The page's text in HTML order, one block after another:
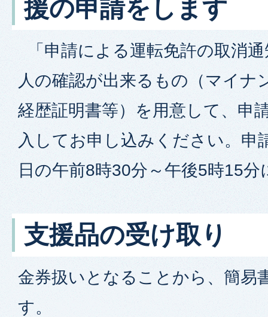
援の申請をします
「申請による運転免許の取消
人の確認が出来るもの（マイナ
経歴証明書等）を用意して、申
入してお申し込みください。申
日の午前8時30分～午後5時15
支援品の受け取り
金券扱いとなることから、簡易
す。